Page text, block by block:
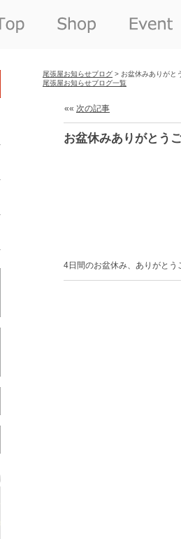
尾張屋お知らせブログ > お盆休みありがと
尾張屋お知らせブログ一覧
«« 次の記事
お盆休みありがとう
4日間のお盆休み、ありがと